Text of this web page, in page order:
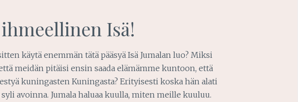
Isä!
käytä enemmän tätä pääsyä Isä Jumalan luo? Miksi
meidän pitäisi ensin saada elämämme kuntoon, että
kuningasten Kuningasta? Erityisesti koska hän alati
avoinna. Jumala haluaa kuulla, miten meille kuuluu.